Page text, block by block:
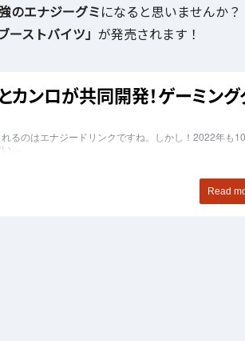
のエナジーグミになると思いませんか？
ストバイツ」 が発売されます！